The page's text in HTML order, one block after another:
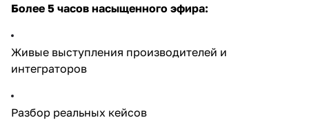
Более 5 часов насыщенного эфира:
Живые выступления производителей и
интеграторов
Разбор реальных кейсов